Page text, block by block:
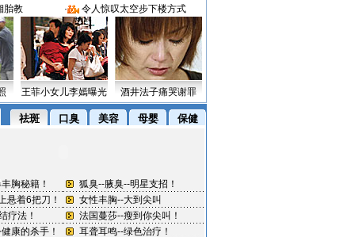
胎教 · 令人惊叹太空步下楼方式
王菲小女儿李嫣曝光 酒井法子痛哭谢罪